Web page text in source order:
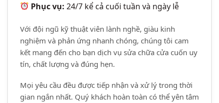
Phục vụ: 24/7 kể cả cuối tuần và ngày lễ
Với đội ngũ kỹ thuật viên lành nghề, giàu kinh
nghiệm và phản ứng nhanh chóng, chúng tôi cam
kết mang đến cho bạn dịch vụ sửa chữa cửa cuốn uy
tín, chất lượng và đúng hẹn.
Mọi yêu cầu đều được tiếp nhận và xử lý trong thời
gian ngắn nhất. Quý khách hoàn toàn có thể yên tâm